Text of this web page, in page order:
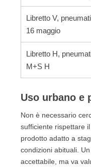
Libretto V,
16 maggio
Libretto H,
M+S H
Uso urbano e
Non è necessario
sufficiente rispettare
prodotto adatto a
condizioni abituali.
accettabile, ma va